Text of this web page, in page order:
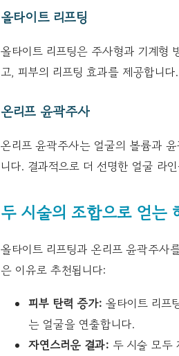
올타이트 리프팅
올타이트 리프팅은 주사형과 기계형
고, 피부의 리프팅 효과를 제공합니
온리프 윤곽주사
온리프 윤곽주사는 얼굴의 볼륨과
니다. 결과적으로 더 선명한 얼굴 라
두 시술의 조합으로 얻는
올타이트 리프팅과 온리프 윤곽주사
은 이유로 추천됩니다:
피부 탄력 증가: 올타이트 리프
는 얼굴을 연출합니다.
자연스러운 결과: 두 시술 모두